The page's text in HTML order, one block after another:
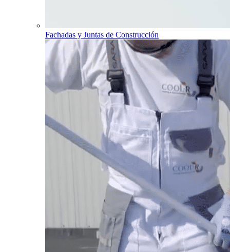
Fachadas y Juntas de Construcción